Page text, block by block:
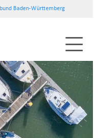
Baden-Württemberg